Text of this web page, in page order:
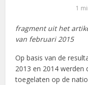
1
fragment uit het
van februari 2015
Op basis van de
2013 en 2014 werden
toegelaten op de